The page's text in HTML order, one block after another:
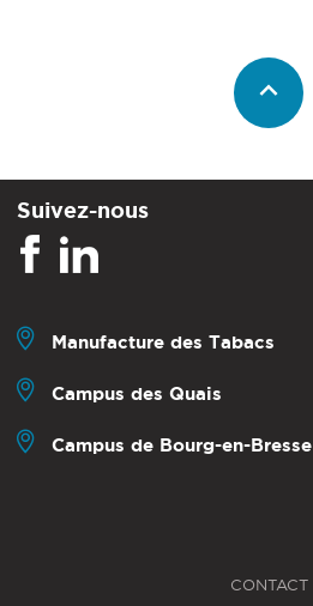
Suivez-nous
Manufacture des Tabacs
Campus des Quais
Campus de Bourg-en-Bresse
CONTACT